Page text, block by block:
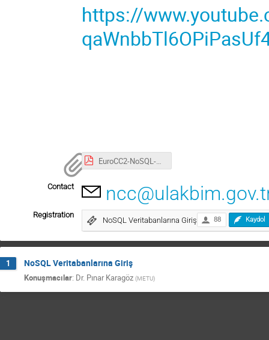
https://
EuroCC2-NoSQL-Webinar-04.07.2023.pdf
Contact
Registration
NoSQL Veritabanlarına Giriş 88 Kaydol
1 NoSQL Veritabanlarına Giriş
Konuşmacılar: Dr. Pınar Karagöz (METU)